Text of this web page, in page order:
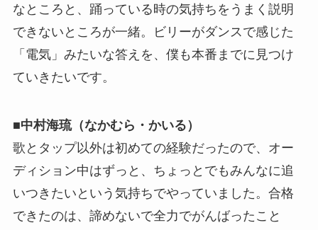
なところと、踊っている時の気持ちをうまく説明
できないところが一緒。ビリーがダンスで感じた
「電気」みたいな答えを、僕も本番までに見つけ
ていきたいです。
■中村海琉（なかむら・かいる）
歌とタップ以外は初めての経験だったので、オー
ディション中はずっと、ちょっとでもみんなに追
いつきたいという気持ちでやっていました。合格
できたのは、諦めないで全力でがんばったこと